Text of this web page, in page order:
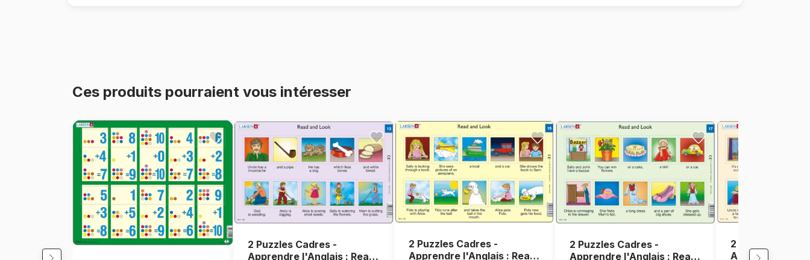
Ces produits pourraient vous intéresser
2 Puzzles Cadres -
Apprendre l'Anglais : Read
2 Puzzles Cadres -
Apprendre l'Anglais : Read
2 Puzzles Cadres -
Apprendre l'Anglais : Read
2 Puzzles
Apprendre